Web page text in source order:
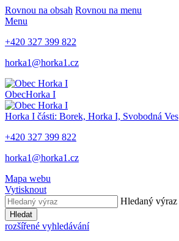
Rovnou na obsah Rovnou na menu
Menu
+420 327 399 822
horka1@horka1.cz
ObecHorka I
Horka I části: Borek, Horka I, Svobodná Ves
+420 327 399 822
horka1@horka1.cz
Mapa webu
Vytisknout
Hledaný výraz
Hledat
rozšířené vyhledávání